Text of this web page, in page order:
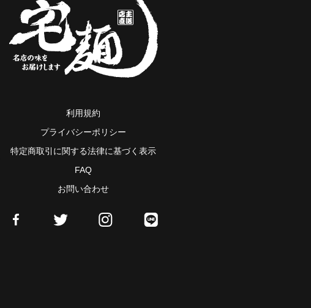
利用規約
プライバシーポリシー
特定商取引に関する法律に基づく表示
FAQ
お問い合わせ